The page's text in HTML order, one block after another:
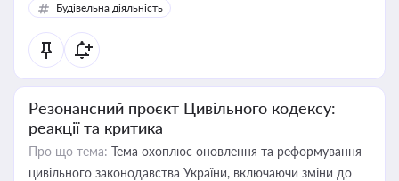
Будівельна діяльність
Резонансний проєкт Цивільного кодексу:
реакції та критика
Про що тема: Тема охоплює оновлення та реформування
цивільного законодавства України, включаючи зміни до